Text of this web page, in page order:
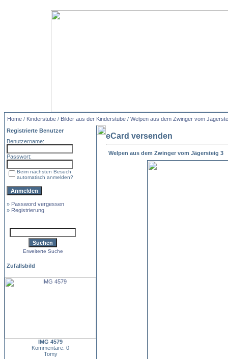
Home / Kinderstube / Bilder aus der Kinderstube / Welpen aus dem Zwinger vom
Registrierte Benutzer
Benutzername:
Passwort:
Beim nächsten Besuch
automatisch anmelden?
» Password vergessen
» Registrierung
Erweiterte Suche
Zufallsbild
IMG 4579
Kommentare: 0
Tomy
eCard versenden
Welpen aus dem Zwinger vom Jägersteig 3